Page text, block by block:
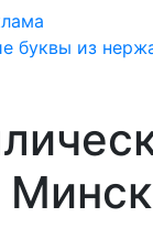
буквы из